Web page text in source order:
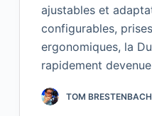
ajustables et
configurables,
ergonomiques, la
rapidement
TOM BRESTENBACH